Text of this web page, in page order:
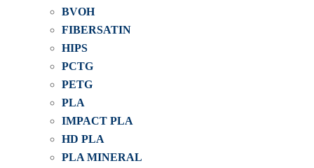
BVOH
FIBERSATIN
HIPS
PCTG
PETG
PLA
IMPACT PLA
HD PLA
PLA MINERAL